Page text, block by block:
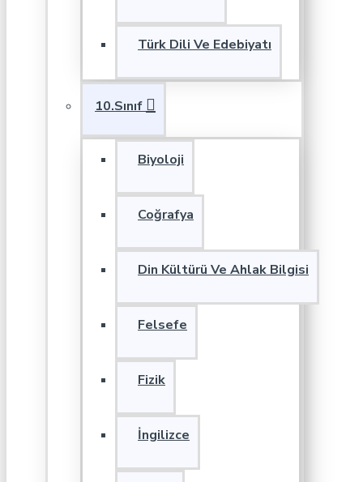
Türk Dili Ve Edebiyatı
10.Sınıf
Biyoloji
Coğrafya
Din Kültürü Ve Ahlak Bilgisi
Felsefe
Fizik
İngilizce